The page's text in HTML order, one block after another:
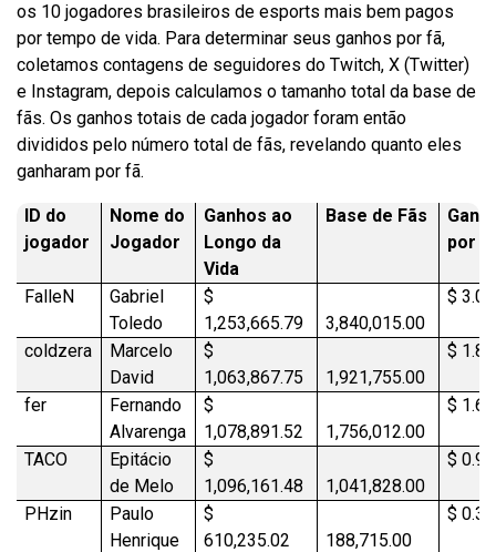
os 10 jogadores brasileiros de esports mais bem pagos
por tempo de vida. Para determinar seus ganhos por fã,
coletamos contagens de seguidores do Twitch, X (Twitter)
e Instagram, depois calculamos o tamanho total da base de
fãs. Os ganhos totais de cada jogador foram então
divididos pelo número total de fãs, revelando quanto eles
ganharam por fã.
ID do
jogador
Nome do
Jogador
Ganhos ao
Longo da
Vida
Base de Fãs
por
FalleN
Gabriel
Toledo
$
1,253,665.79
3,840,015.00
$
coldzera
Marcelo
David
$
1,063,867.75
1,921,755.00
$
fer
Fernando
Alvarenga
$
1,078,891.52
1,756,012.00
$
TACO
Epitácio
de Melo
$
1,096,161.48
1,041,828.00
$
PHzin
Paulo
Henrique
$
610,235.02
188,715.00
$